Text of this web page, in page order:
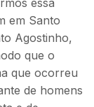
em Santo
Agostinho,
que o
que ocorreu
de homens